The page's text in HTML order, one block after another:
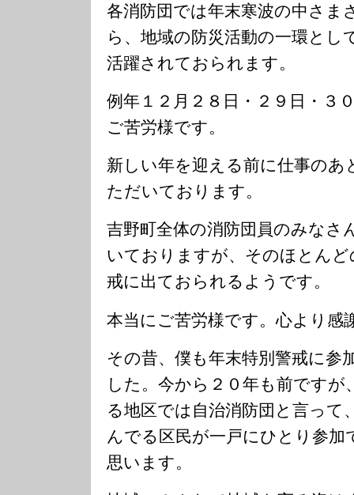
各消防団では年末寒波の中さま
ら、地域の防災活動の一環とし
活躍されておられます。
例年１２月２８日・２９日・３
ご苦労様です。
新しい年を迎える前に仕事のあ
ただいております。
吉野町全体の消防団員のみなさ
いておりますが、そのほとん
戒に出ておられるようです。
本当にご苦労様です。心より感
その昔、僕も年末特別警戒に参
した。今から２０年も前です
る地区では自治消防団と言って
んでる区民が一戸にひとり参加
思います。